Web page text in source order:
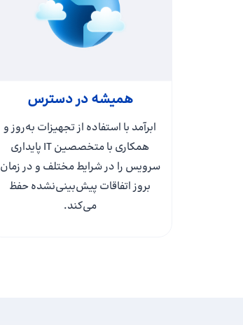
همیشه در دسترس
ابرآمد با استفاده از تجهیزات به‌روز و
همکاری با متخصصین IT پایداری
سرویس را در شرایط مختلف و در زمان
بروز اتفاقات پیش‌بینی‌نشده حفظ
می‌کند.